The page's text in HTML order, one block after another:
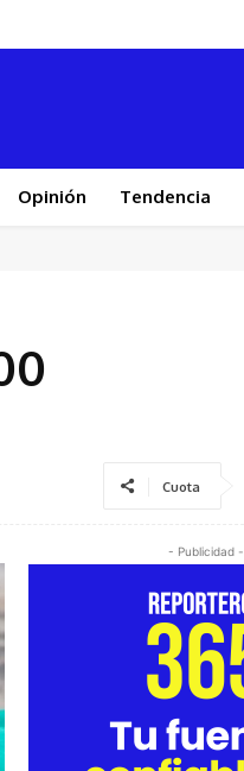
Opinión Tendencia
Cuota
- Publicidad -